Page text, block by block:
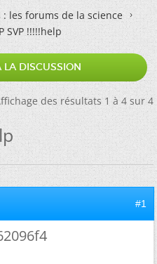
: les forums de la science
SVP !!!!!help
LA DISCUSSION
des résultats 1 à 4 sur 4
#1